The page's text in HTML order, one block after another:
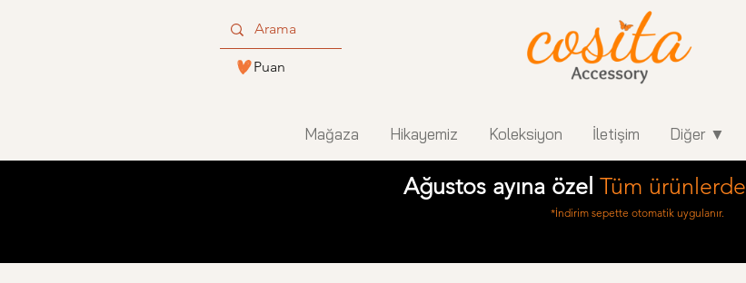
Puan
Mağaza Hikayemiz Koleksiyon İletişim Diğer ▼
Ağustos ayına özel Tüm ürünlerde
*İndirim sepette otomatik uygulanır.